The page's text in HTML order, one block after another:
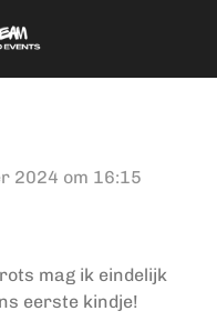
2024 om 16:15
mag ik eindelijk
eerste kindje!